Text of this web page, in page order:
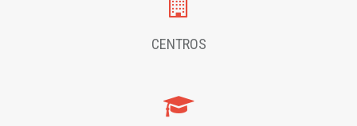
CENTROS